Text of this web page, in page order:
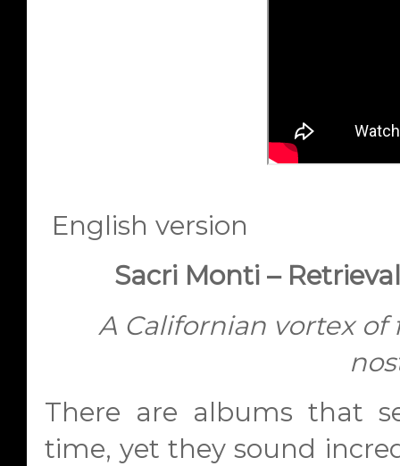
English version
Sacri Monti –
A Californian vortex
There are albums that
time, yet they sound